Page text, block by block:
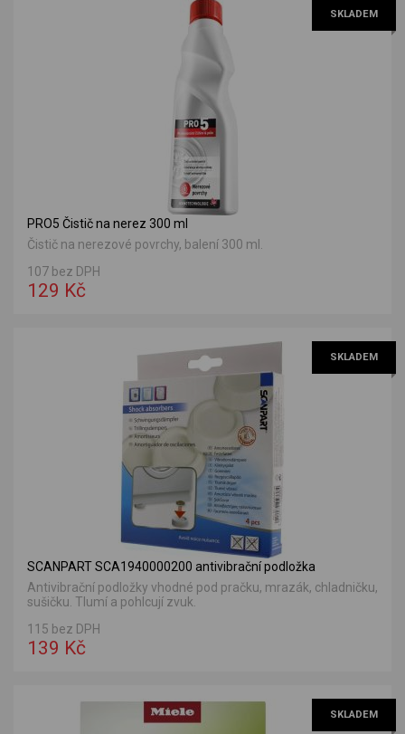
SKLADEM
PRO5 Čistič na nerez 300 ml
Čistič na nerezové povrchy, balení 300 ml.
107 bez DPH
129 Kč
SKLADEM
SCANPART SCA1940000200 antivibrační podložka
Antivibrační podložky vhodné pod pračku, mrazák, chladničku,
sušičku. Tlumí a pohlcují zvuk.
115 bez DPH
139 Kč
SKLADEM